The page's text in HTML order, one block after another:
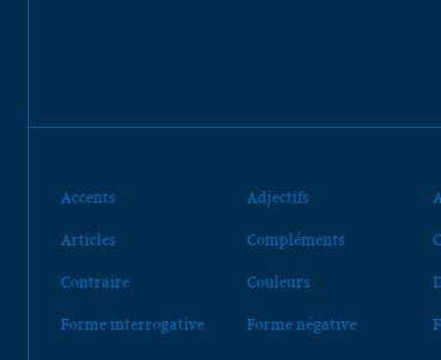
Accents Adjectifs
Articles Compléments
Contraire Couleurs
Forme interrogative Forme négative